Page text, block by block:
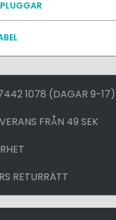
1078 (DAGAR 9-17)
FRÅN 49 SEK
RETURRÄTT